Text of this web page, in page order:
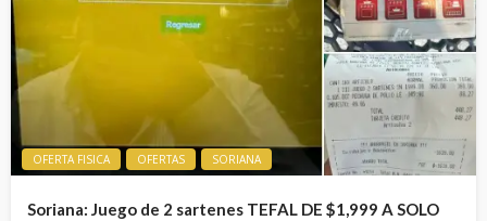
OFERTA FISICA OFERTAS SORIANA
Soriana: Juego de 2 sartenes TEFAL DE $1,999 A SOLO